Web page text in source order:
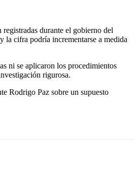
durante el gobierno del
la cifra podría incrementarse a medida
ni se aplicaron los procedimientos
rigurosa.
Rodrigo Paz sobre un supuesto